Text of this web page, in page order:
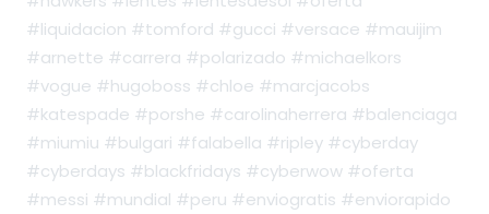
#liquidacion #tomford #gucci #versace #mauijim
#arnette #carrera #polarizado #michaelkors
#vogue #hugoboss #chloe #marcjacobs
#katespade #porshe #carolinaherrera #balenciaga
#miumiu #bulgari #falabella #ripley #cyberday
#cyberdays #blackfridays #cyberwow #oferta
#messi #mundial #peru #enviogratis #enviorapido